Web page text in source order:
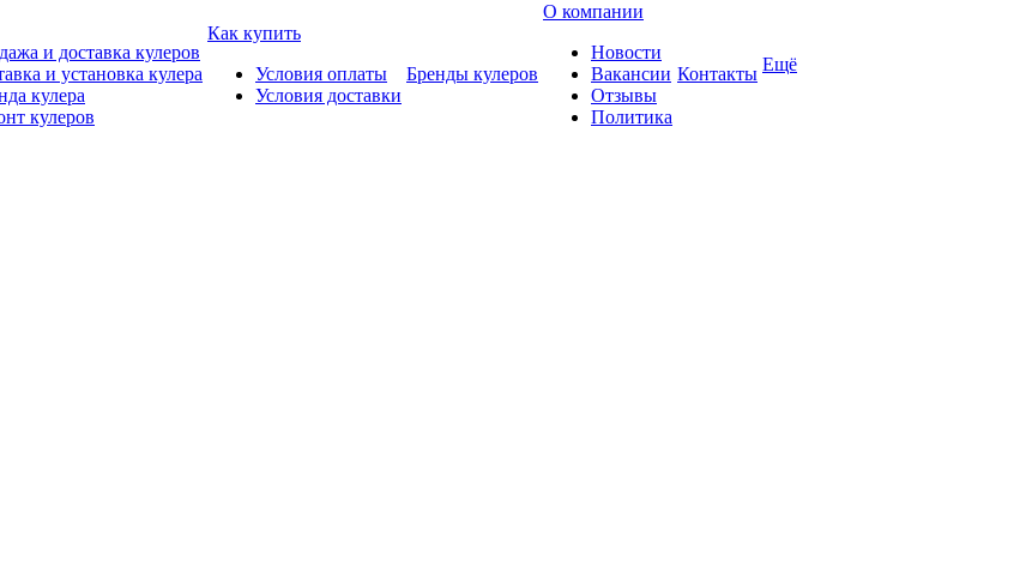
и доставка кулеров
и установка кулера
кулера
кулеров
Как купить
Условия оплаты
Условия доставки
Бренды кулеров
О компании
Новости
Вакансии
Отзывы
Политика
Контакты Ещё